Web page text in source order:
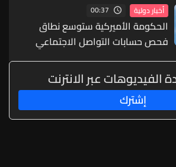
أخبار دولية 00:37
الحكومة الأميركية ستوسع نطاق
فحص حسابات التواصل الاجتماعي
للمتقدمين للحصول على تأشيرات
عبر الانترنت
إشترك